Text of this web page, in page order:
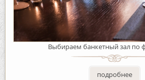
Выбираем банкетный зал по
подробнее